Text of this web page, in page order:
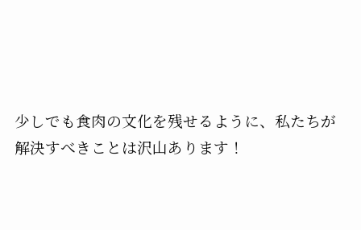
少しでも食肉の文化を残せるように、私たちが
解決すべきことは沢山あります！